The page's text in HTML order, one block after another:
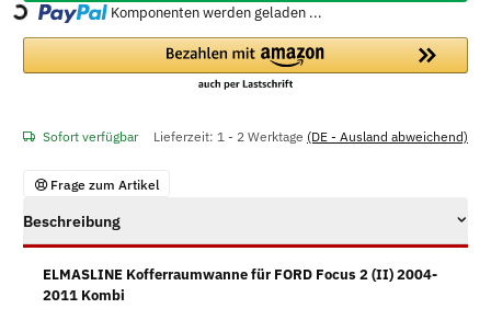
Loading... Komponenten werden geladen ...
Sofort verfügbar Lieferzeit: 1 - 2 Werktage (DE - Ausland abweichend)
Frage zum Artikel
Beschreibung
ELMASLINE Kofferraumwanne für FORD Focus 2 (II) 2004-
2011 Kombi